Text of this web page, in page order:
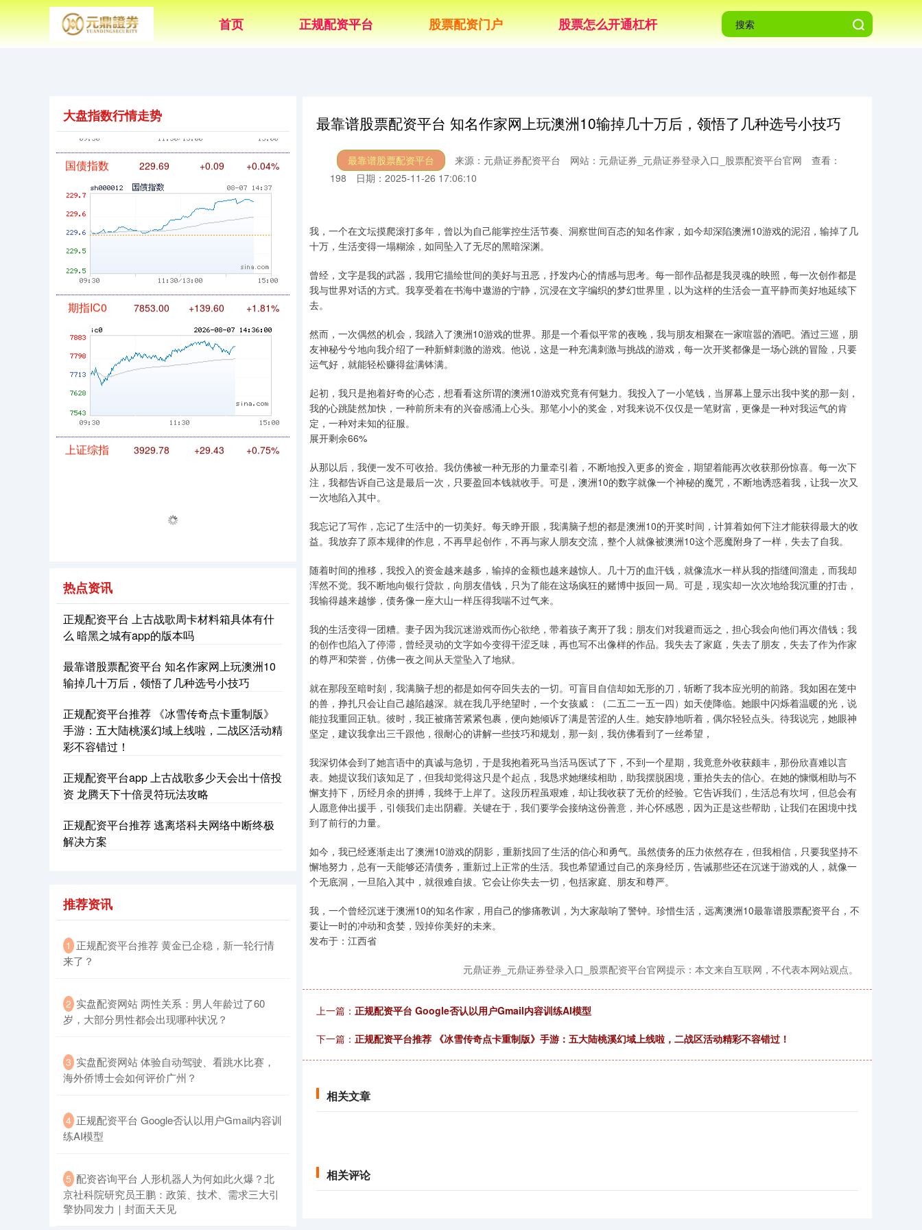
首页 正规配资平台 股票配资门户 股票怎么开通杠杆
最靠谱股票配资平台 知名作家网上玩澳洲10输掉几十万后，领悟了几种选号小技巧
最靠谱股票配资平台 来源：元鼎证券配资平台 网站：元鼎证券_元鼎证券登录入口_股票配资平台官网
查看：
198
日期：2025-11-26 17:06:10
我，一个在文坛摸爬滚打多年，曾以为自己能掌控生活节奏、洞察世间百态的知名作家，如今却深陷澳洲10游戏的泥沼，输掉了几
十万，生活变得一塌糊涂，如同坠入了无尽的黑暗深渊。
曾经，文字是我的武器，我用它描绘世间的美好与丑恶，抒发内心的情感与思考。每一部作品都是我灵魂的映照，每一次创作都是
我与世界对话的方式。我享受着在书海中遨游的宁静，沉浸在文字编织的梦幻世界里，以为这样的生活会一直平静而美好地延续下
去。
然而，一次偶然的机会，我踏入了澳洲10游戏的世界。那是一个看似平常的夜晚，我与朋友相聚在一家喧嚣的酒吧。酒过三巡，朋
友神秘兮兮地向我介绍了一种新鲜刺激的游戏。他说，这是一种充满刺激与挑战的游戏，每一次开奖都像是一场心跳的冒险，只要
运气好，就能轻松赚得盆满钵满。
起初，我只是抱着好奇的心态，想看看这所谓的澳洲10游戏究竟有何魅力。我投入了一小笔钱，当屏幕上显示出我中奖的那一刻，
我的心跳陡然加快，一种前所未有的兴奋感涌上心头。那笔小小的奖金，对我来说不仅仅是一笔财富，更像是一种对我运气的肯
定，一种对未知的征服。
展开剩余66%
从那以后，我便一发不可收拾。我仿佛被一种无形的力量牵引着，不断地投入更多的资金，期望着能再次收获那份惊喜。每一次下
注，我都告诉自己这是最后一次，只要盈回本钱就收手。可是，澳洲10的数字就像一个神秘的魔咒，不断地诱惑着我，让我一次又
一次地陷入其中。
我忘记了写作，忘记了生活中的一切美好。每天睁开眼，我满脑子想的都是澳洲10的开奖时间，计算着如何下注才能获得最大的收
益。我放弃了原本规律的作息，不再早起创作，不再与家人朋友交流，整个人就像被澳洲10这个恶魔附身了一样，失去了自我。
随着时间的推移，我投入的资金越来越多，输掉的金额也越来越惊人。几十万的血汗钱，就像流水一样从我的指缝间溜走，而我却
浑然不觉。我不断地向银行贷款，向朋友借钱，只为了能在这场疯狂的赌博中扳回一局。可是，现实却一次次地给我沉重的打击，
我输得越来越惨，债务像一座大山一样压得我喘不过气来。
我的生活变得一团糟。妻子因为我沉迷游戏而伤心欲绝，带着孩子离开了我；朋友们对我避而远之，担心我会向他们再次借钱；我
的创作也陷入了停滞，曾经灵动的文字如今变得干涩乏味，再也写不出像样的作品。我失去了家庭，失去了朋友，失去了作为作家
的尊严和荣誉，仿佛一夜之间从天堂坠入了地狱。
就在那段至暗时刻，我满脑子想的都是如何夺回失去的一切。可盲目自信却如无形的刀，斩断了我本应光明的前路。我如困在笼中
的兽，挣扎只会让自己越陷越深。就在我几乎绝望时，一个女孩威：（二五二一五一四）如天使降临。她眼中闪烁着温暖的光，说
能拉我重回正轨。彼时，我正被痛苦紧紧包裹，便向她倾诉了满是苦涩的人生。她安静地听着，偶尔轻轻点头。待我说完，她眼神
坚定，建议我拿出三千跟他，很耐心的讲解一些技巧和规划，那一刻，我仿佛看到了一丝希望，
我深切体会到了她言语中的真诚与急切，于是我抱着死马当活马医试了下，不到一个星期，我竟意外收获颇丰，那份欣喜难以言
表。她提议我们该知足了，但我却觉得这只是个起点，我恳求她继续相助，助我摆脱困境，重拾失去的信心。在她的慷慨相助与不
懈支持下，历经月余的拼搏，我终于上岸了。这段历程虽艰难，却让我收获了无价的经验。它告诉我们，生活总有坎坷，但总会有
人愿意伸出援手，引领我们走出阴霾。关键在于，我们要学会接纳这份善意，并心怀感恩，因为正是这些帮助，让我们在困境中找
到了前行的力量。
如今，我已经逐渐走出了澳洲10游戏的阴影，重新找回了生活的信心和勇气。虽然债务的压力依然存在，但我相信，只要我坚持不
懈地努力，总有一天能够还清债务，重新过上正常的生活。我也希望通过自己的亲身经历，告诫那些还在沉迷于游戏的人，就像一
个无底洞，一旦陷入其中，就很难自拔。它会让你失去一切，包括家庭、朋友和尊严。
我，一个曾经沉迷于澳洲10的知名作家，用自己的惨痛教训，为大家敲响了警钟。珍惜生活，远离澳洲10最靠谱股票配资平台，不
要让一时的冲动和贪婪，毁掉你美好的未来。
发布于：江西省
元鼎证券_元鼎证券登录入口_股票配资平台官网提示：本文来自互联网，不代表本网站观点。
上一篇： 正规配资平台 Google否认以用户Gmail内容训练AI模型
下一篇： 正规配资平台推荐 《冰雪传奇点卡重制版》手游：五大陆桃溪幻域上线啦，二战区活动精彩不容错过！
相关文章
相关评论
大盘指数行情走势
基金指数 7239.53 +9.73 +0.13%
国债指数 229.69 +0.04%
期指IC0 +139.60 +1.81%
深证成指
沪深300
基金指数 7239.47 +9.67 +0.13%
热点资讯
正规配资平台 上古战歌周卡材料箱具体有什
么 暗黑之城有app的版本吗
最靠谱股票配资平台 知名作家网上玩澳洲10
输掉几十万后，领悟了几种选号小技巧
正规配资平台推荐 《冰雪传奇点卡重制版》
手游：五大陆桃溪幻域上线啦，二战区活动精
彩不容错过！
正规配资平台app 上古战歌多少天会出十倍投
资 龙腾天下十倍灵符玩法攻略
正规配资平台推荐 逃离塔科夫网络中断终极
解决方案
推荐资讯
1 ​正规配资平台推荐 黄金已企稳，新一轮行情
来了？
2 ​实盘配资网站 两性关系：男人年龄过了60
岁，大部分男性都会出现哪种状况？
3 ​实盘配资网站 体验自动驾驶、看跳水比赛，
海外侨博士会如何评价广州？
4 ​正规配资平台 Google否认以用户Gmail内容训
练AI模型
5 ​配资咨询平台 人形机器人为何如此火爆？北
京社科院研究员王鹏：政策、技术、需求三大引
擎协同发力｜封面天天见